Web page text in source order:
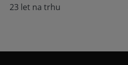
23 let na trhu